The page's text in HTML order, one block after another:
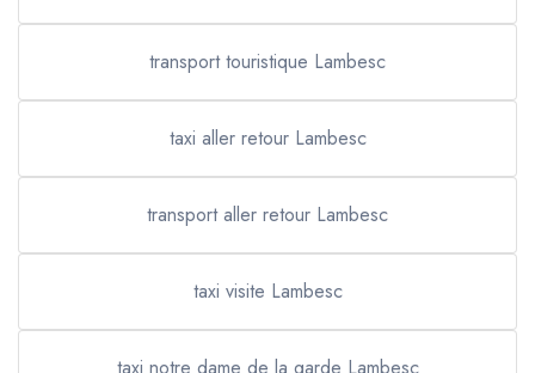
transport touristique Lambesc
taxi aller retour Lambesc
transport aller retour Lambesc
taxi visite Lambesc